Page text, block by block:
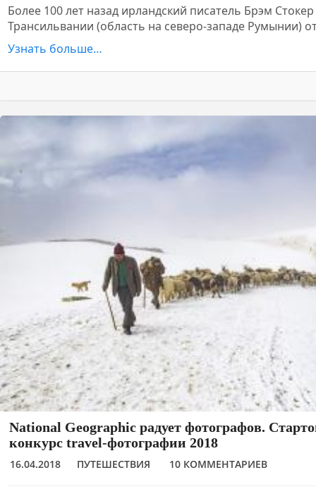
Более 100 лет назад ирландский писатель Брэм Стокер
Трансильвании (область на северо-западе Румынии)
Узнать больше…
National Geographic радует фотографов.
конкурс travel-фотографии 2018
16.04.2018 ПУТЕШЕСТВИЯ 10 КОММЕНТАРИЕВ